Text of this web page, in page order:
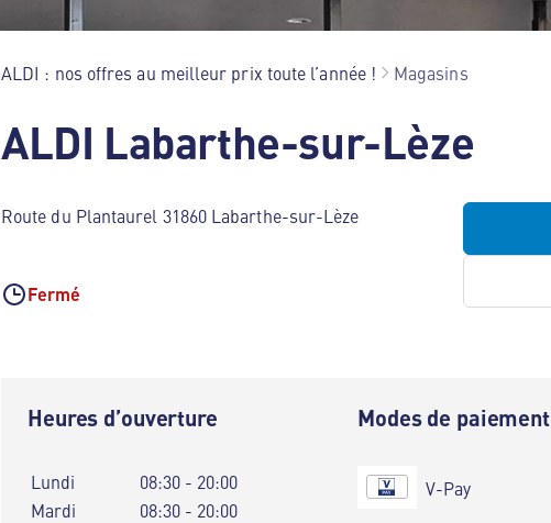
ALDI : nos offres au meilleur prix toute l’année ! Magasins
ALDI Labarthe-sur-Lèze
Route du Plantaurel 31860 Labarthe-sur-Lèze
Fermé
Heures d’ouverture
Lundi
08:30 - 20:00
Mardi
08:30 - 20:00
Modes de paiement
V-Pay